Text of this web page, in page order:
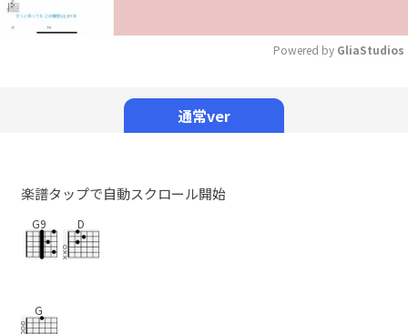
Powered by GliaStudios
通常ver
楽譜タップで自動スクロール開始
G9 D
G